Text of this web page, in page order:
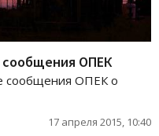
сообщения ОПЕК
сообщения ОПЕК о
17 апреля 2015, 10:40